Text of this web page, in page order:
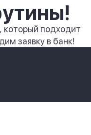
который подходит
заявку в банк!